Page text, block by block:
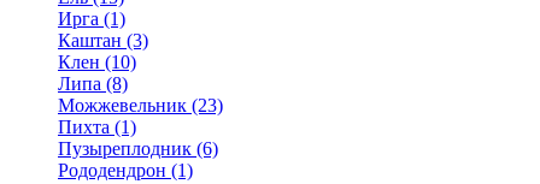
Ирга (1)
Каштан (3)
Клен (10)
Липа (8)
Можжевельник (23)
Пихта (1)
Пузыреплодник (6)
Рододендрон (1)